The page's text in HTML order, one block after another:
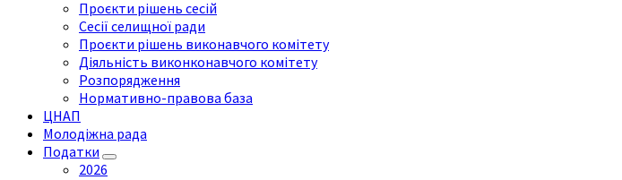
Проєкти рішень сесій
Сесії селищної ради
Проєкти рішень виконавчого комітету
Діяльність виконконавчого комітету
Розпорядження
Нормативно-правова база
ЦНАП
Молодіжна рада
Податки
2026